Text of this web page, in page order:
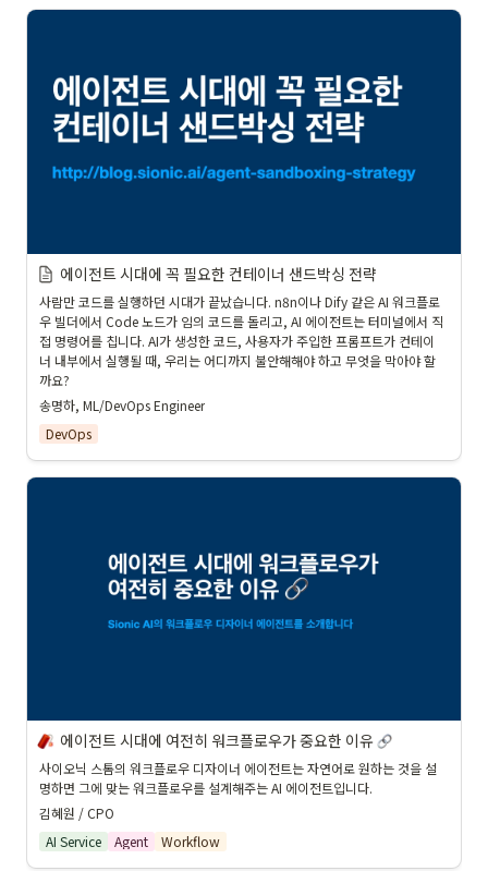
에이전트 시대에 꼭 필요한 컨테이너 샌드박싱 전략
사람만 코드를 실행하던 시대가 끝났습니다. n8n이나 Dify 같은 AI 워크플로
우 빌더에서 Code 노드가 임의 코드를 돌리고, AI 에이전트는 터미널에서 직
접 명령어를 칩니다. AI가 생성한 코드, 사용자가 주입한 프롬프트가 컨테이
너 내부에서 실행될 때, 우리는 어디까지 불안해해야 하고 무엇을 막아야 할
까요?
송명하, ML/DevOps Engineer
DevOps
에이전트 시대에 여전히 워크플로우가 중요한 이유
사이오닉 스톰의 워크플로우 디자이너 에이전트는 자연어로 원하는 것을 설
명하면 그에 맞는 워크플로우를 설계해주는 AI 에이전트입니다.
김혜원 / CPO
AI Service
Agent Workflow